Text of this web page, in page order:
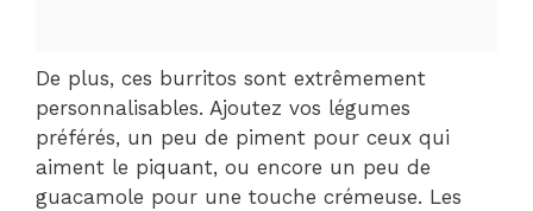
De plus, ces burritos sont extrêmement
personnalisables. Ajoutez vos légumes
préférés, un peu de piment pour ceux qui
aiment le piquant, ou encore un peu de
guacamole pour une touche crémeuse. Les